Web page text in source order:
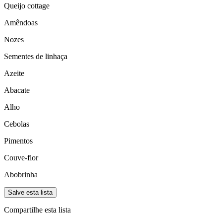
Queijo cottage
Amêndoas
Nozes
Sementes de linhaça
Azeite
Abacate
Alho
Cebolas
Pimentos
Couve-flor
Abobrinha
Salve esta lista
Compartilhe esta lista